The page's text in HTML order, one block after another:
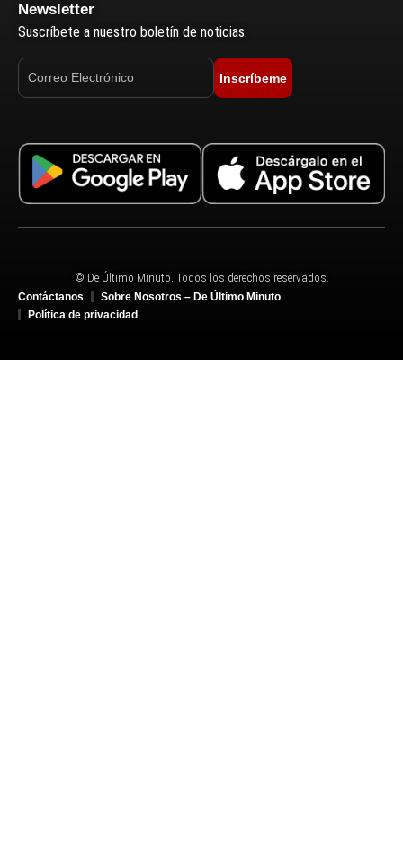
Newsletter
Suscríbete a nuestro boletín de noticias.
Inscríbeme
© De Último Minuto. Todos los derechos reservados.
Contáctanos
Sobre Nosotros – De Último Minuto
Política de privacidad